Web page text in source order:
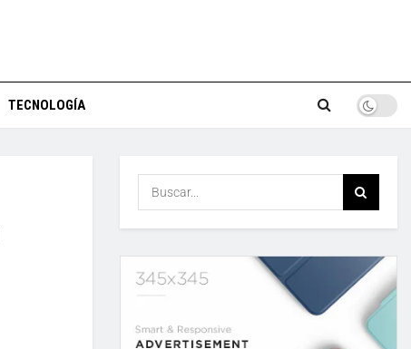
TECNOLOGÍA